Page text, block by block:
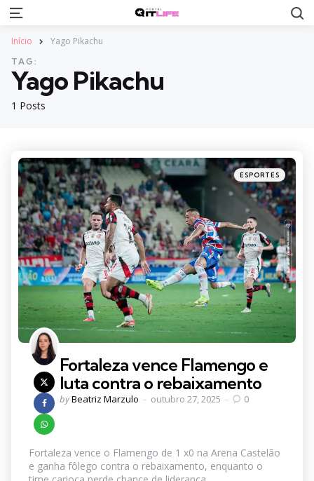
Menu
Início Yago Pikachu
1 Posts
TAG:
Yago Pikachu
Categories
Posted
in
ESPORTES
Fortaleza vence Flamengo e
luta contra o rebaixamento
Posted
byBeatriz Marzulo outubro 27, 2025 0
Fortaleza vence o Flamengo de 1 x0 na Arena Castelão
e ganha fôlego contra o rebaixamento, enquanto o